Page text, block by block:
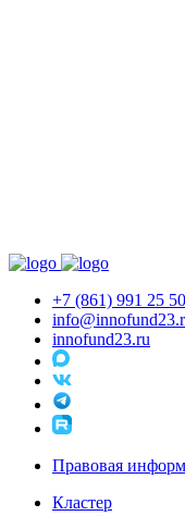
+7 (861) 991 25 50
innofund23.ru
Правовая
Кластер